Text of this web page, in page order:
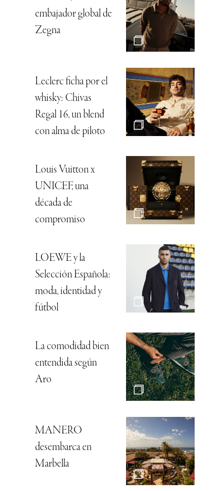
embajador global de
Zegna
Leclerc ficha por el
whisky: Chivas
Regal 16, un blend
con alma de piloto
Louis Vuitton x
UNICEF, una
década de
compromiso
LOEWE y la
Selección Española:
moda, identidad y
fútbol
La comodidad bien
entendida según
Aro
MANERO
desembarca en
Marbella